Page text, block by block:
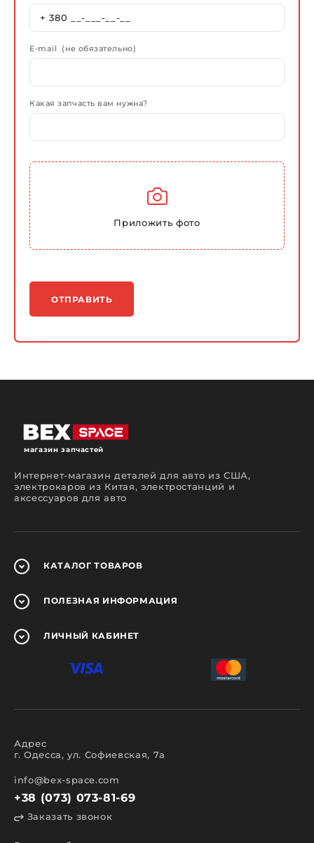
E-mail (не обязательно)
Какая запчасть вам нужна?
Приложить фото
ОТПРАВИТЬ
магазин запчастей
Интернет-магазин деталей для авто из США,
электрокаров из Китая, электростанций и
аксессуаров для авто
КАТАЛОГ ТОВАРОВ
ПОЛЕЗНАЯ ИНФОРМАЦИЯ
ЛИЧНЫЙ КАБИНЕТ
Адрес
г. Одесса, ул. Софиевская, 7а
info@bex-space.com
+38 (073) 073-81-69
Заказать звонок